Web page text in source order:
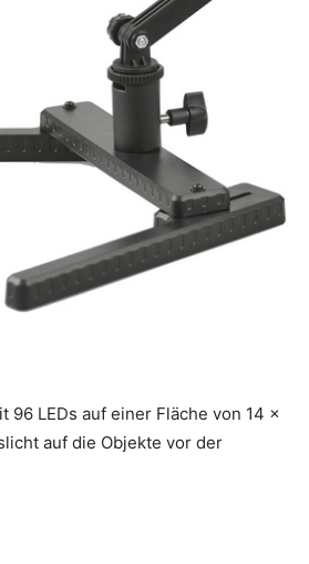
96 LEDs auf einer Fläche von 14 x
auf die Objekte vor der